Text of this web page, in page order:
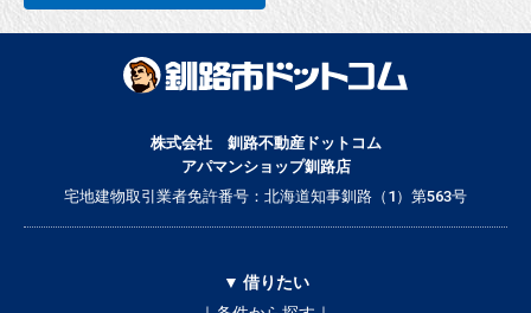
株式会社 釧路不動産ドットコム
アパマンショップ釧路店
宅地建物取引業者免許番号：北海道知事釧路（1）第563号
▼ 借りたい